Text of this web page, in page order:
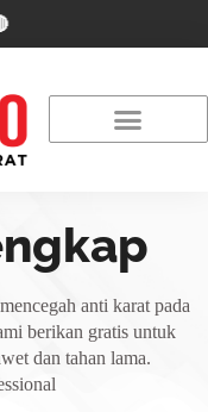
anti karat pada
berikan gratis untuk
dan tahan lama.